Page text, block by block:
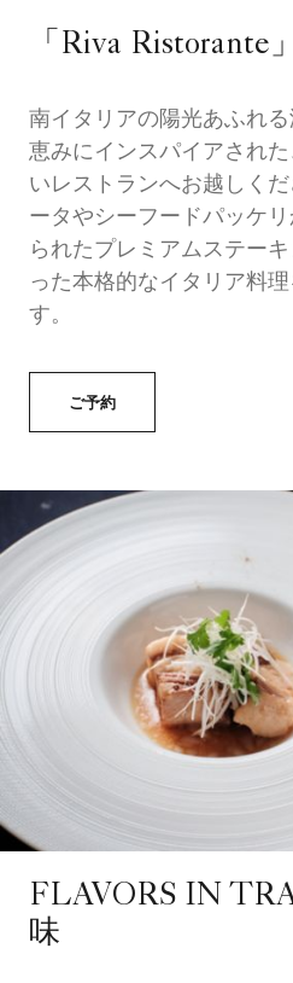
「Riva Ristorante
南イタリアの陽光あふれ
恵みにインスパイアされ
いレストランへお越しく
ータやシーフードパッケ
られたプレミアムステー
った本格的なイタリア料
す。
ご予約
FLAVORS IN
味